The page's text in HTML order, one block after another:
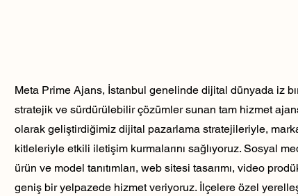
Meta Prime Ajans, İstanbul genelinde dijital dünyada iz
stratejik ve sürdürülebilir çözümler sunan tam hizmet
olarak geliştirdiğimiz dijital pazarlama stratejileriyle,
kitleleriyle etkili iletişim kurmalarını sağlıyoruz. Sosyal
ürün ve model tanıtımları, web sitesi tasarımı, video
geniş bir yelpazede hizmet veriyoruz. İlçelere özel